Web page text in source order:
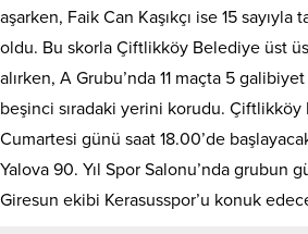
aşarken, Faik Can Kaşıkçı ise 15 sayıyla
oldu. Bu skorla Çiftlikköy Belediye üst
alırken, A Grubu’nda 11 maçta 5
beşinci sıradaki yerini korudu. Çiftlikköy
Cumartesi günü saat 18.00’de
Yalova 90. Yıl Spor Salonu’nda grubun
Giresun ekibi Kerasusspor’u konuk